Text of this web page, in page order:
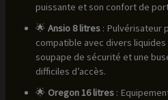
puissante et son confort de
🌟 Ansio 8 litres: Pulvérisateur
compatible avec divers
soupape de sécurité et une
difficiles d’accès.
🌟 Oregon 16 litres: